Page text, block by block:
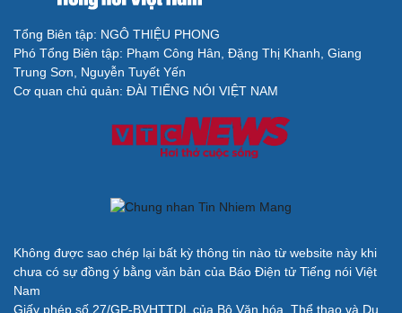
Tổng Biên tập: NGÔ THIỆU PHONG
Phó Tổng Biên tập: Phạm Công Hân, Đặng Thị Khanh, Giang
Trung Sơn, Nguyễn Tuyết Yến
Cơ quan chủ quản: ĐÀI TIẾNG NÓI VIỆT NAM
Không được sao chép lại bất kỳ thông tin nào từ website này khi
chưa có sự đồng ý bằng văn bản của Báo Điện tử Tiếng nói Việt
Nam
Giấy phép số 27/GP-BVHTTDL của Bộ Văn hóa, Thể thao và Du